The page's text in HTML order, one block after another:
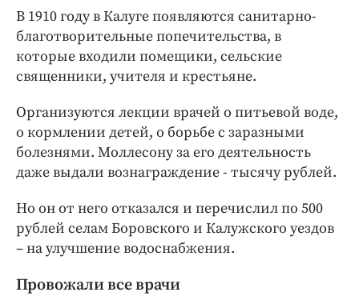
В 1910 году в Калуге появляются санитарно-
благотворительные попечительства, в
которые входили помещики, сельские
священники, учителя и крестьяне.
Организуются лекции врачей о питьевой воде,
о кормлении детей, о борьбе с заразными
болезнями. Моллесону за его деятельность
даже выдали вознаграждение - тысячу рублей.
Но он от него отказался и перечислил по 500
рублей селам Боровского и Калужского уездов
– на улучшение водоснабжения.
Провожали все врачи